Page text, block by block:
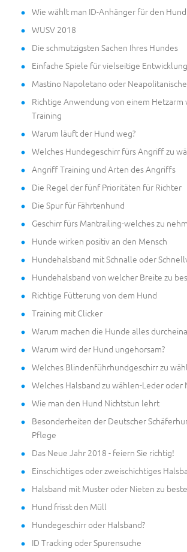
Wie wählt man ID-Anhänger für den Hund
WUSV 2018
Die schmutzigsten Sachen Ihres Hundes
Einfache Spiele für vielseitige Entwicklung
Mastino Napoletano oder
Richtige Anwendung von einem Hetzarm
Training
Warum läuft der Hund weg?
Welches Hundegeschirr fürs Angriff zu
Angriff Training und Arten des Angriffs
Die Regel der fünf Prioritäten für Richter
Die Spur für Fährtenhund
Geschirr fürs Mantrailing-welches zu
Hunde wirken positiv an den Mensch
Hundehalsband mit Schnalle oder
Hundehalsband von welcher Breite zu
Richtige Fütterung von dem Hund
Training mit Clicker
Warum machen die Hunde alles
Warum wird der Hund ungehorsam?
Welches Blindenführhundgeschirr zu
Welches Halsband zu wählen-Leder oder
Wie man den Hund Nichtstun lehrt
Besonderheiten der Deutscher
Pflege
Das Neue Jahr 2018 - feiern Sie richtig!
Einschichtiges oder zweischichtiges
Halsband mit Muster oder Nieten zu
Hund frisst den Müll
Hundegeschirr oder Halsband?
ID Tracking oder Spurensuche